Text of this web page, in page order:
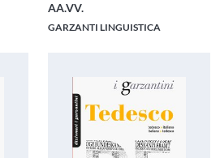
AA.VV.
GARZANTI LINGUISTICA